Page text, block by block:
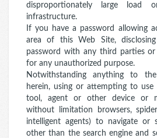
disproportionately large load
infrastructure.
If you have a password allowing
area of this Web Site,
password with any third parties or
for any unauthorized purpose.
Notwithstanding anything to
herein, using or attempting to use
tool, agent or other device or
without limitation browsers,
intelligent agents) to navigate or
other than the search engine and